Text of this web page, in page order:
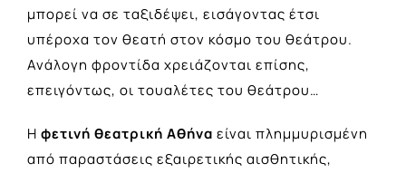
μπορεί να σε ταξιδέψει, εισάγοντας έτσι
υπέροχα τον θεατή στον κόσμο του θεάτρου.
Ανάλογη φροντίδα χρειάζονται επίσης,
επειγόντως, οι τουαλέτες του θεάτρου…
Η φετινή θεατρική Αθήνα είναι πλημμυρισμένη
από παραστάσεις εξαιρετικής αισθητικής,